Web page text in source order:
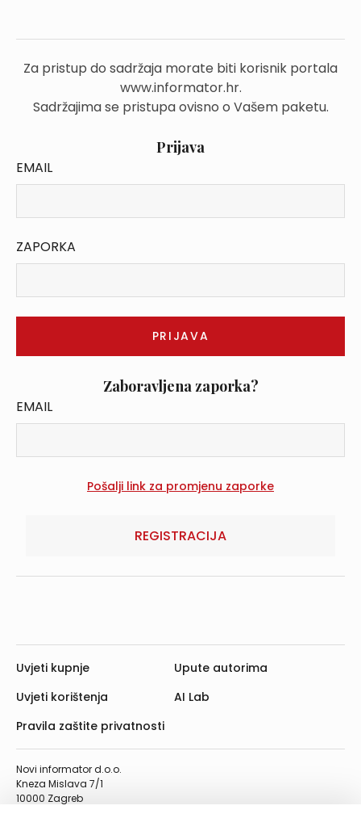
Za pristup do sadržaja morate biti korisnik portala
www.informator.hr.
Sadržajima se pristupa ovisno o Vašem paketu.
Prijava
EMAIL
ZAPORKA
Zaboravljena zaporka?
EMAIL
REGISTRACIJA
Novi informator d.o.o.
Kneza Mislava 7/1
10000 Zagreb
Uvjeti kupnje
Uvjeti korištenja
Pravila zaštite privatnosti
Upute autorima
AI Lab